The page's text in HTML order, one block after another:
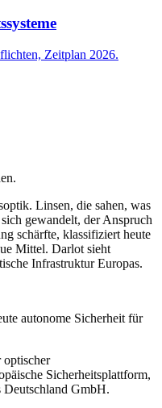
Zeitplan 2026.
Linsen, die sahen, was
gewandelt, der Anspruch
schärfte, klassifiziert heute
Mittel. Darlot sieht
Infrastruktur Europas.
autonome Sicherheit für
optischer
Sicherheitsplattform,
GmbH.